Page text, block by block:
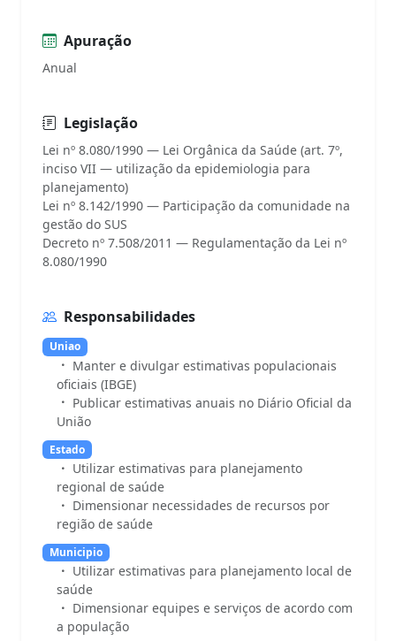
Apuração
Anual
Legislação
Lei nº 8.080/1990 — Lei Orgânica da Saúde (art. 7º,
inciso VII — utilização da epidemiologia para
planejamento)
Lei nº 8.142/1990 — Participação da comunidade na
gestão do SUS
Decreto nº 7.508/2011 — Regulamentação da Lei nº
Responsabilidades
Uniao
Manter e divulgar estimativas populacionais
oficiais (IBGE)
Publicar estimativas anuais no Diário Oficial da
União
Estado
Utilizar estimativas para planejamento
regional de saúde
Dimensionar necessidades de recursos por
região de saúde
Municipio
Utilizar estimativas para planejamento local de
saúde
Dimensionar equipes e serviços de acordo com
a população